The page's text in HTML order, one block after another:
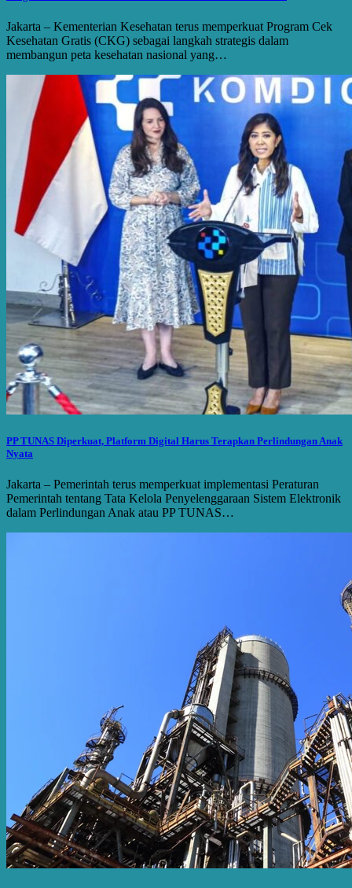
Jakarta – Kementerian Kesehatan terus memperkuat Program Cek
Kesehatan Gratis (CKG) sebagai langkah strategis dalam
membangun peta kesehatan nasional yang…
PP TUNAS Diperkuat, Platform Digital Harus Terapkan Perlindungan Anak
Nyata
Jakarta – Pemerintah terus memperkuat implementasi Peraturan
Pemerintah tentang Tata Kelola Penyelenggaraan Sistem Elektronik
dalam Perlindungan Anak atau PP TUNAS…